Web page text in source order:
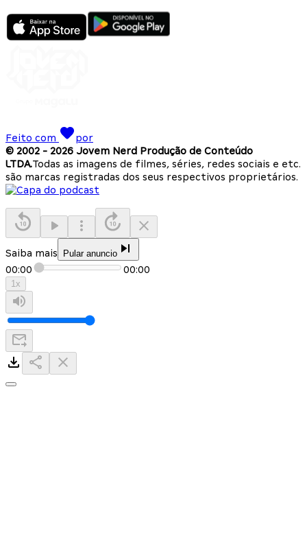
Feito com
por
© 2002 - 2026 Jovem Nerd Produção de Conteúdo
LTDA.Todas as imagens de filmes, séries, redes sociais e etc.
são marcas registradas dos seus respectivos proprietários.
Saiba mais Pular anuncio
00:00 00:00
1x